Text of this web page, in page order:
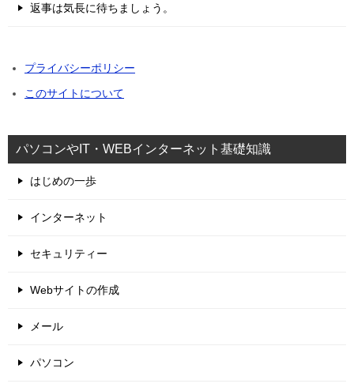
返事は気長に待ちましょう。
プライバシーポリシー
このサイトについて
パソコンやIT・WEBインターネット基礎知識
はじめの一歩
インターネット
セキュリティー
Webサイトの作成
メール
パソコン